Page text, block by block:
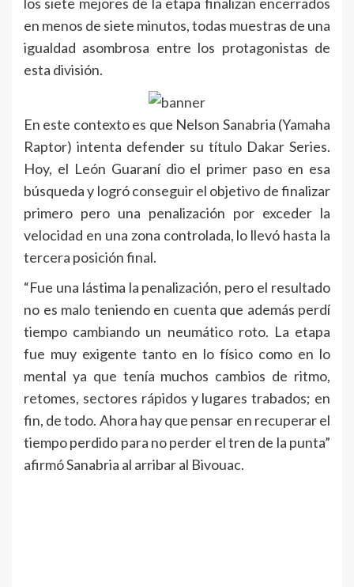
los siete mejores de la etapa finalizan encerrados
en menos de siete minutos, todas muestras de una
igualdad asombrosa entre los protagonistas de
esta división.
En este contexto es que Nelson Sanabria (Yamaha
Raptor) intenta defender su título Dakar Series.
Hoy, el León Guaraní dio el primer paso en esa
búsqueda y logró conseguir el objetivo de finalizar
primero pero una penalización por exceder la
velocidad en una zona controlada, lo llevó hasta la
tercera posición final.
“Fue una lástima la penalización, pero el resultado
no es malo teniendo en cuenta que además perdí
tiempo cambiando un neumático roto. La etapa
fue muy exigente tanto en lo físico como en lo
mental ya que tenía muchos cambios de ritmo,
retomes, sectores rápidos y lugares trabados; en
fin, de todo. Ahora hay que pensar en recuperar el
tiempo perdido para no perder el tren de la punta”
afirmó Sanabria al arribar al Bivouac.